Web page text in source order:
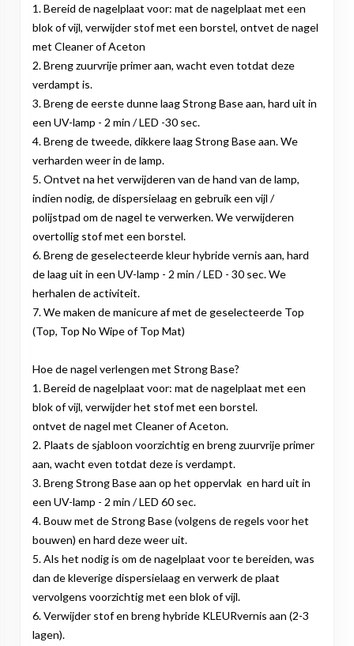
1. Bereid de nagelplaat voor: mat de nagelplaat met een
blok of vijl, verwijder stof met een borstel, ontvet de nagel
met Cleaner of Aceton
2. Breng zuurvrije primer aan, wacht even totdat deze
verdampt is.
3. Breng de eerste dunne laag Strong Base aan, hard uit in
een UV-lamp - 2 min / LED -30 sec.
4. Breng de tweede, dikkere laag Strong Base aan. We
verharden weer in de lamp.
5. Ontvet na het verwijderen van de hand van de lamp,
indien nodig, de dispersielaag en gebruik een vijl /
polijstpad om de nagel te verwerken. We verwijderen
overtollig stof met een borstel.
6. Breng de geselecteerde kleur hybride vernis aan, hard
de laag uit in een UV-lamp - 2 min / LED - 30 sec. We
herhalen de activiteit.
7. We maken de manicure af met de geselecteerde Top
(Top, Top No Wipe of Top Mat)
Hoe de nagel verlengen met Strong Base?
1. Bereid de nagelplaat voor: mat de nagelplaat met een
blok of vijl, verwijder het stof met een borstel.
ontvet de nagel met Cleaner of Aceton.
2. Plaats de sjabloon voorzichtig en breng zuurvrije primer
aan, wacht even totdat deze is verdampt.
3. Breng Strong Base aan op het oppervlak en hard uit in
een UV-lamp - 2 min / LED 60 sec.
4. Bouw met de Strong Base (volgens de regels voor het
bouwen) en hard deze weer uit.
5. Als het nodig is om de nagelplaat voor te bereiden, was
dan de kleverige dispersielaag en verwerk de plaat
vervolgens voorzichtig met een blok of vijl.
6. Verwijder stof en breng hybride KLEURvernis aan (2-3
lagen).